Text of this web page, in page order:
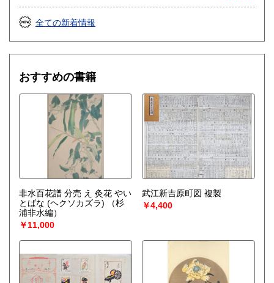
全ての新着情報
おすすめの書籍
非水百花譜 分売 え 灸花 やい
とばな (ヘクソカズラ)
（杉
浦非水編）
￥11,000
武江新吉原町図 複製
￥4,400